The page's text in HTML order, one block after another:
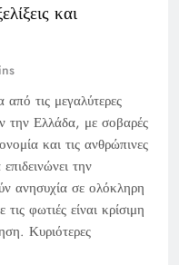
και
τις μεγαλύτερες
την Ελλάδα, με σοβαρές
και τις ανθρώπινες
την
ανησυχία σε ολόκληρη
φωτιές είναι κρίσιμη
Κυριότερες